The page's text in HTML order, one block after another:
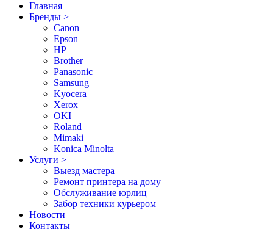
Главная
Бренды >
Canon
Epson
HP
Brother
Panasonic
Samsung
Kyocera
Xerox
OKI
Roland
Mimaki
Konica Minolta
Услуги >
Выезд мастера
Ремонт принтера на дому
Обслуживание юрлиц
Забор техники курьером
Новости
Контакты